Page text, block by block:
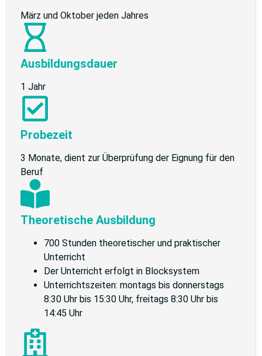
März und Oktober jeden Jahres
Ausbildungsdauer
1 Jahr
Probezeit
3 Monate, dient zur Überprüfung der Eignung für den
Beruf
Theoretische Ausbildung
700 Stunden theoretischer und praktischer
Unterricht
Der Unterricht erfolgt in Blocksystem
Unterrichtszeiten: montags bis donnerstags
8:30 Uhr bis 15:30 Uhr, freitags 8:30 Uhr bis
14:45 Uhr